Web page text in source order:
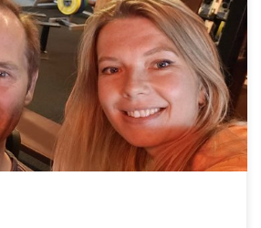
alt, wohne in Bad Waldsee und arbeite
Am SportPalast gefällt mir besonders,
ruhig ist, viele Geräte hat und vorallem
Die Trainingskonzepte sind super, da
hab der gut zu mir […]